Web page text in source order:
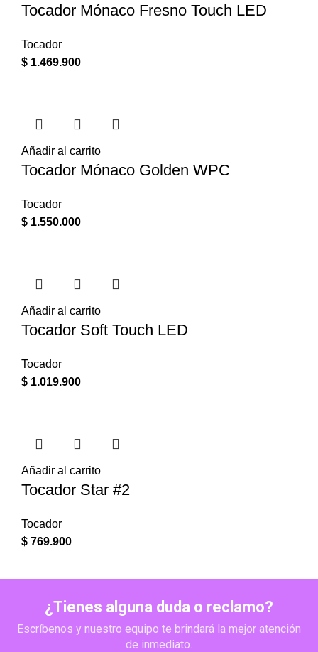
Tocador Mónaco Fresno Touch LED
Tocador
$ 1.469.900
Añadir al carrito
Tocador Mónaco Golden WPC
Tocador
$ 1.550.000
Añadir al carrito
Tocador Soft Touch LED
Tocador
$ 1.019.900
Añadir al carrito
Tocador Star #2
Tocador
$ 769.900
¿Tienes alguna duda o reclamo?
Escríbenos y nuestro equipo te brindará la mejor atención
de inmediato.